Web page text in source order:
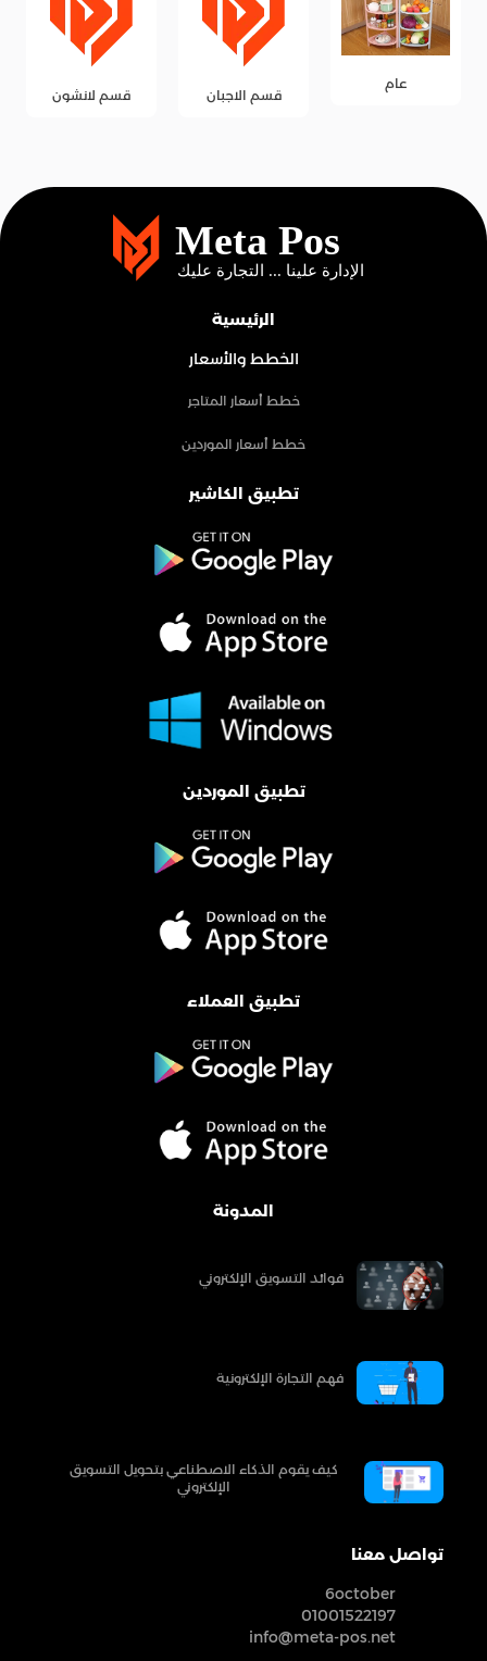
عام
قسم الاجبان قسم لانشون
الرئيسية
الخطط والأسعار
خطط أسعار المتاجر
خطط أسعار الموردين
تطبيق الكاشير
تطبيق الموردين
تطبيق العملاء
المدونة
فوائد التسويق الإلكتروني
فهم التجارة الإلكترونية
كيف يقوم الذكاء الاصطناعي بتحويل التسويق
الإلكتروني
تواصل معنا
6october
01001522197
info@meta-pos.net